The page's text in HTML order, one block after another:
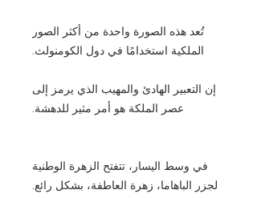
تُعد هذه الصورة واحدة من أكثر الصور
الملكية استخدامًا في دول الكومنولث.
إن التعبير الهادئ والمهيب الذي يرمز إلى
عصر الملكة هو أمر مثير للدهشة.
في وسط اليسار، تتفتح الزهرة الوطنية
لجزر الباهاما، زهرة العاطفة، بشكل رائع.